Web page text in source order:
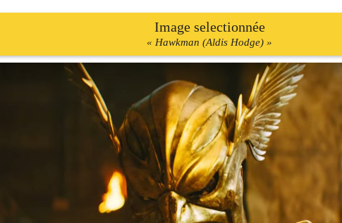
Image selectionnée
« Hawkman (Aldis Hodge) »